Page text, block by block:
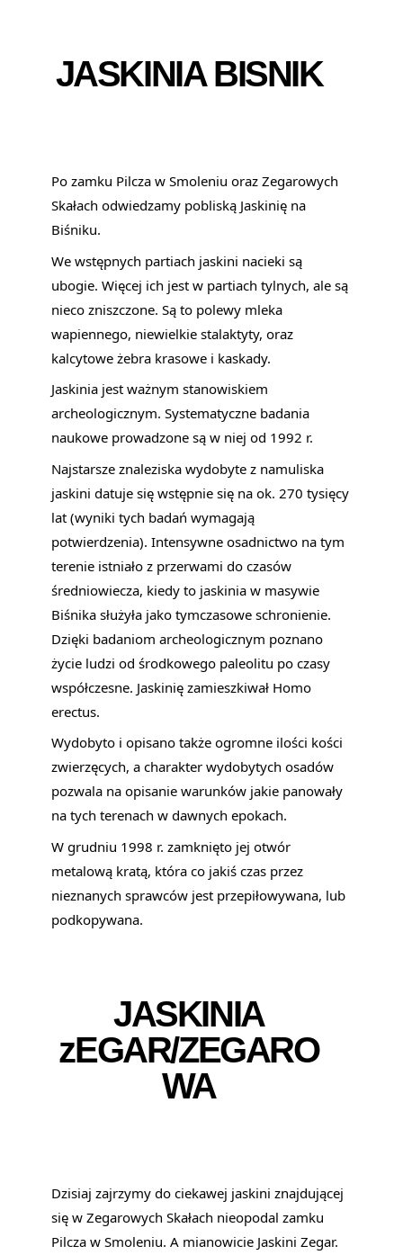
JASKINIA BISNIK
Po zamku Pilcza w Smoleniu oraz Zegarowych
Skałach odwiedzamy pobliską Jaskinię na
Biśniku.
We wstępnych partiach jaskini nacieki są
ubogie. Więcej ich jest w partiach tylnych, ale są
nieco zniszczone. Są to polewy mleka
wapiennego, niewielkie stalaktyty, oraz
kalcytowe żebra krasowe i kaskady.
Jaskinia jest ważnym stanowiskiem
archeologicznym. Systematyczne badania
naukowe prowadzone są w niej od 1992 r.
Najstarsze znaleziska wydobyte z namuliska
jaskini datuje się wstępnie się na ok. 270 tysięcy
lat (wyniki tych badań wymagają
potwierdzenia). Intensywne osadnictwo na tym
terenie istniało z przerwami do czasów
średniowiecza, kiedy to jaskinia w masywie
Biśnika służyła jako tymczasowe schronienie.
Dzięki badaniom archeologicznym poznano
życie ludzi od środkowego paleolitu po czasy
współczesne. Jaskinię zamieszkiwał Homo
erectus.
Wydobyto i opisano także ogromne ilości kości
zwierzęcych, a charakter wydobytych osadów
pozwala na opisanie warunków jakie panowały
na tych terenach w dawnych epokach.
W grudniu 1998 r. zamknięto jej otwór
metalową kratą, która co jakiś czas przez
nieznanych sprawców jest przepiłowywana, lub
podkopywana.
JASKINIA
zEGAR/ZEGARO
WA
Dzisiaj zajrzymy do ciekawej jaskini znajdującej
się w Zegarowych Skałach nieopodal zamku
Pilcza w Smoleniu. A mianowicie Jaskini Zegar.